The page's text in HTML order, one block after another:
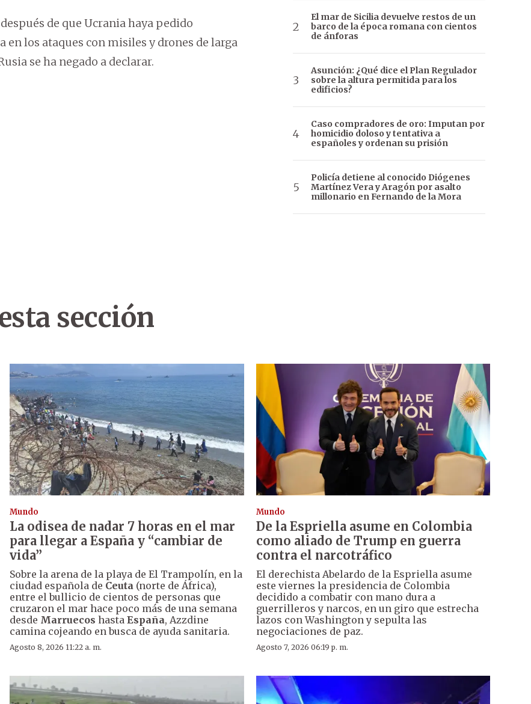
de que Ucrania haya pedido
los ataques con misiles y drones de larga
se ha negado a declarar.
El mar de Sicilia devuelve restos de un
barco de la época romana con cientos
de ánforas
Asunción: ¿Qué dice el Plan Regulador
sobre la altura permitida para los
edificios?
Caso compradores de oro: Imputan por
homicidio doloso y tentativa a
españoles y ordenan su prisión
Policía detiene al conocido Diógenes
Martínez Vera y Aragón por asalto
millonario en Fernando de la Mora
sección
Mundo
La odisea de nadar 7 horas en el mar
para llegar a España y “cambiar de
vida”
Sobre la arena de la playa de El Trampolín, en la
ciudad española de Ceuta (norte de África),
entre el bullicio de cientos de personas que
cruzaron el mar hace poco más de una semana
desde Marruecos hastaEspaña, Azzdine
camina cojeando en busca de ayuda sanitaria.
Agosto 8, 2026 11:22 a. m.
Mundo
De la Espriella asume en Colombia
como aliado de Trump en guerra
contra el narcotráfico
El derechista Abelardo de la Espriella asume
este viernes la presidencia de Colombia
decidido a combatir con mano dura a
guerrilleros y narcos, en un giro que estrecha
lazos con Washington y sepulta las
negociaciones de paz.
Agosto 7, 2026 06:19 p. m.